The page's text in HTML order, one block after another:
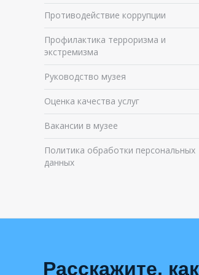
Противодействие коррупции
Профилактика терроризма и
экстремизма
Руководство музея
Оценка качества услуг
Вакансии в музее
Политика обработки персональных
данных
Расскажите,